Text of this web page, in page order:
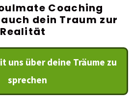
Coaching
dein Traum zur
Realität
uns über deine Träume zu
sprechen